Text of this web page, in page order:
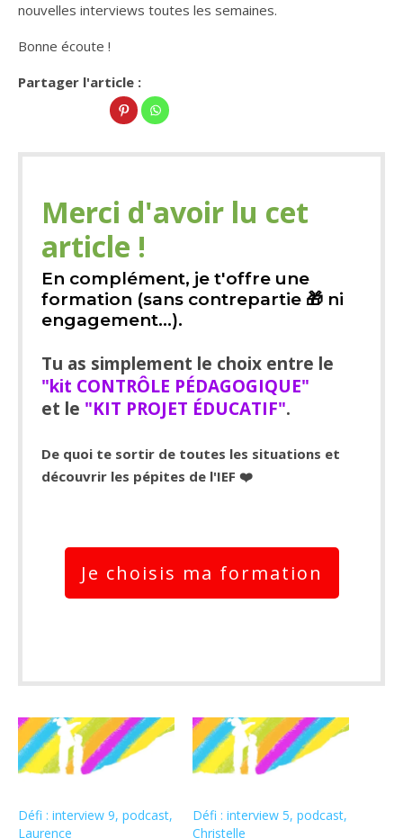
nouvelles interviews toutes les semaines.
Bonne écoute !
Partager l'article :
Merci d'avoir lu cet
article !
En complément, je t'offre une
formation (sans contrepartie 🎁 ni
engagement...).
Tu as simplement le choix entre le
"kit CONTRÔLE PÉDAGOGIQUE"
et le "KIT PROJET ÉDUCATIF".
De quoi te sortir de toutes les situations et
découvrir les pépites de l'IEF ❤️
Je choisis ma formation
Défi : interview 9, podcast,
Laurence
Défi : interview 5, podcast,
Christelle